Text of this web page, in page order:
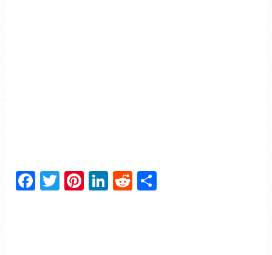
Facebook
TwitterPinterest
LinkedIn
Reddit